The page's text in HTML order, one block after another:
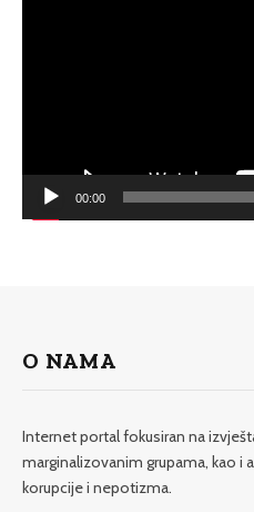
00:00
O NAMA
Internet portal fokusiran na
marginalizovanim grupama, kao i
korupcije i nepotizma.